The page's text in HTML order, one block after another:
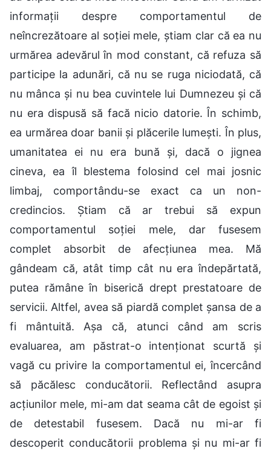
informații despre comportamentul de
neîncrezătoare al soției mele, știam clar că ea nu
urmărea adevărul în mod constant, că refuza să
participe la adunări, că nu se ruga niciodată, că
nu mânca și nu bea cuvintele lui Dumnezeu și că
nu era dispusă să facă nicio datorie. În schimb,
ea urmărea doar banii și plăcerile lumești. În plus,
umanitatea ei nu era bună și, dacă o jignea
cineva, ea îl blestema folosind cel mai josnic
limbaj, comportându-se exact ca un non-
credincios. Știam că ar trebui să expun
comportamentul soției mele, dar fusesem
complet absorbit de afecțiunea mea. Mă
gândeam că, atât timp cât nu era îndepărtată,
putea rămâne în biserică drept prestatoare de
servicii. Altfel, avea să piardă complet șansa de a
fi mântuită. Așa că, atunci când am scris
evaluarea, am păstrat-o intenționat scurtă și
vagă cu privire la comportamentul ei, încercând
să păcălesc conducătorii. Reflectând asupra
acțiunilor mele, mi-am dat seama cât de egoist și
de detestabil fusesem. Dacă nu mi-ar fi
descoperit conducătorii problema și nu mi-ar fi